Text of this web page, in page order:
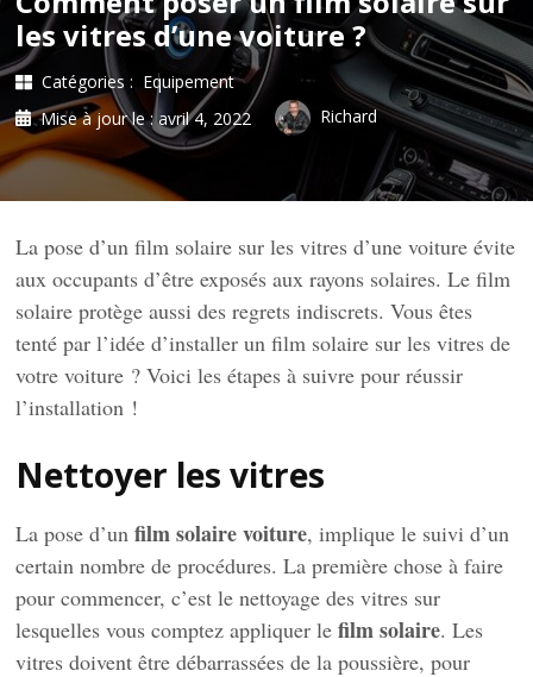
les vitres d’une voiture ?
Catégories : Equipement
Mise à jour le :avril 4, 2022 Richard
La pose d’un film solaire sur les vitres d’une voiture évite
aux occupants d’être exposés aux rayons solaires. Le film
solaire protège aussi des regrets indiscrets. Vous êtes
tenté par l’idée d’installer un film solaire sur les vitres de
votre voiture ? Voici les étapes à suivre pour réussir
l’installation !
Nettoyer les vitres
La pose d’unfilm solaire voiture, implique le suivi d’un
certain nombre de procédures. La première chose à faire
pour commencer, c’est le nettoyage des vitres sur
lesquelles vous comptez appliquer lefilm solaire. Les
vitres doivent être débarrassées de la poussière, pour